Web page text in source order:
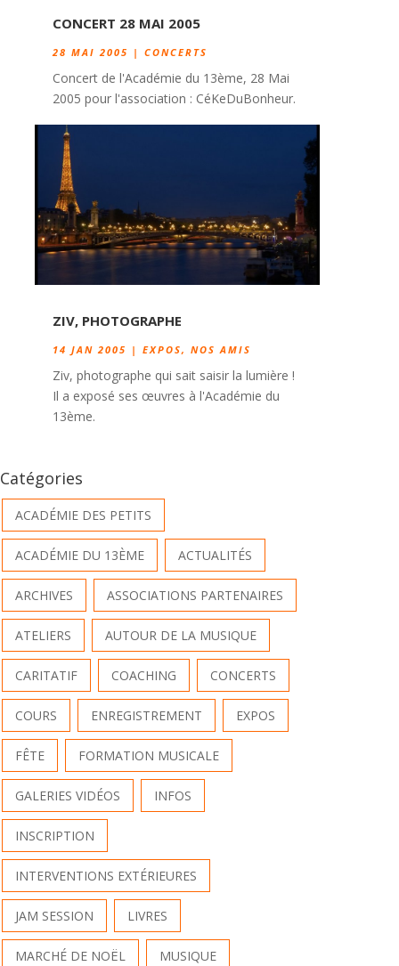
CONCERT 28 MAI 2005
28 MAI 2005 | CONCERTS
Concert de l'Académie du 13ème, 28 Mai
2005 pour l'association : CéKeDuBonheur.
ZIV, PHOTOGRAPHE
14 JAN 2005 | EXPOS, NOS AMIS
Ziv, photographe qui sait saisir la lumière !
Il a exposé ses œuvres à l'Académie du
13ème.
Catégories
ACADÉMIE DES PETITS
ACADÉMIE DU 13ÈME ACTUALITÉS
ARCHIVES ASSOCIATIONS PARTENAIRES
ATELIERS AUTOUR DE LA MUSIQUE
CARITATIF COACHING CONCERTS
COURS ENREGISTREMENT EXPOS
FÊTE FORMATION MUSICALE
GALERIES VIDÉOS INFOS
INSCRIPTION
INTERVENTIONS EXTÉRIEURES
JAM SESSION LIVRES
MARCHÉ DE NOËL MUSIQUE